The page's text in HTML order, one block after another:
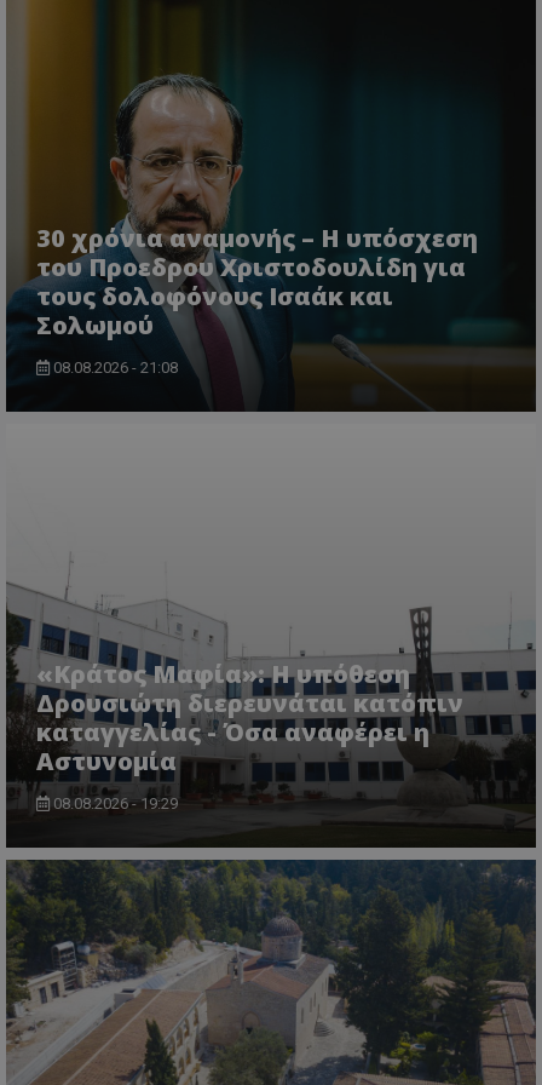
30 χρόνια αναμονής – Η υπόσχεση
του Προεδρου Χριστοδουλίδη για
τους δολοφόνους Ισαάκ και
Σολωμού
08.08.2026 - 21:08
«Κράτος Μαφία»: Η υπόθεση
Δρουσιώτη διερευνάται κατόπιν
καταγγελίας - Όσα αναφέρει η
Αστυνομία
08.08.2026 - 19:29
ASP.NET_SessionId
Microsoft Corporation
VISITOR_PRIVACY_METADATA
.youtube.com